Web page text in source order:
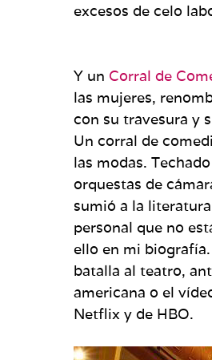
excesos de celo
Y un Corral de
las mujeres,
con su travesura y
Un corral de
las modas.
orquestas de
sumió a la
personal que no
ello en mi
batalla al teatro,
americana o el
Netflix y de HBO.